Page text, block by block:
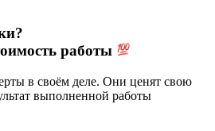
работы
в своём деле. Они ценят свою
выполненной работы